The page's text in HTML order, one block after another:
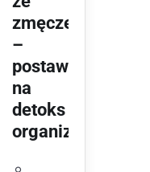
zmęczeniem
–
postaw
na
detoks
organizmu